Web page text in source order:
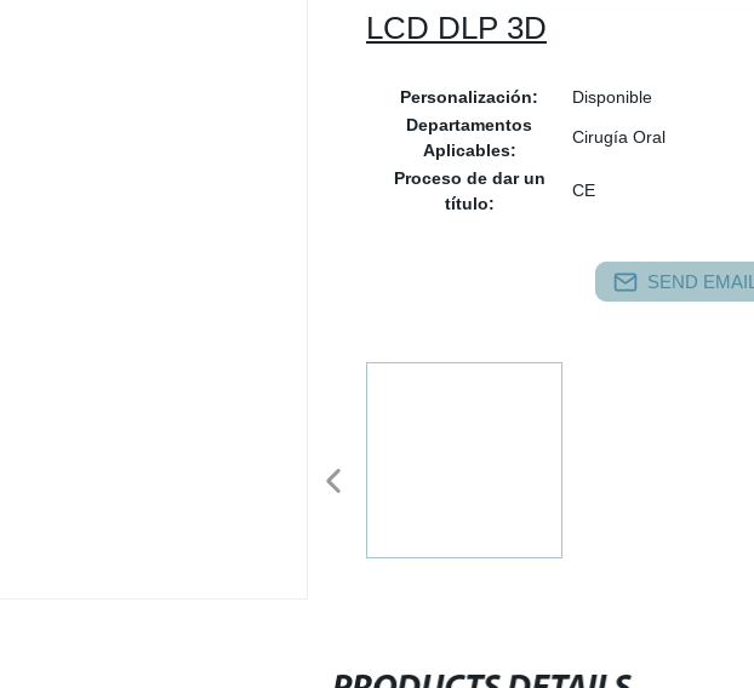
LCD DLP 3D
Personalización:
Disponible
Departamentos
Aplicables:
Cirugía Oral
Proceso de dar un
título:
CE
SEND